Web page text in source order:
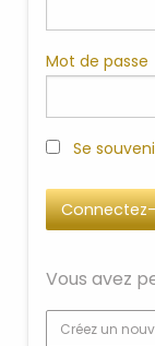
Mot de passe
Se
Vous avez
Créez un